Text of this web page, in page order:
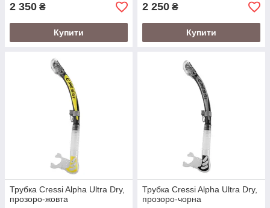
2 350 ₴
Купити
2 250 ₴
Купити
Трубка Cressi Alpha Ultra Dry,
прозоро-жовта
Трубка Cressi Alpha Ultra Dry,
прозоро-чорна